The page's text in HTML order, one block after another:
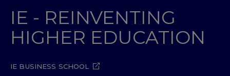
IE - REINVENTING
HIGHER EDUCATION
IE BUSINESS SCHOOL